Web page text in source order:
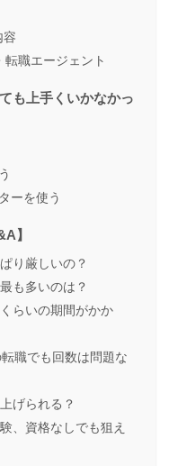
容
職エージェント
も上手くいかなかっ
ーを使う
】
り厳しいの？
も多いのは？
らいの期間がかか
職でも回数は問題な
げられる？
、資格なしでも狙え